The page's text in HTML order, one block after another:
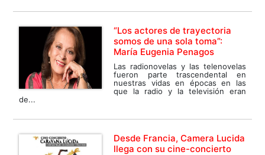
“Los actores de trayectoria
somos de una sola toma”:
María Eugenia Penagos
Las radionovelas y las telenovelas
fueron parte trascendental en
nuestras vidas en épocas en las
que la radio y la televisión eran
de...
Desde Francia, Camera Lucida
llega con su cine-concierto